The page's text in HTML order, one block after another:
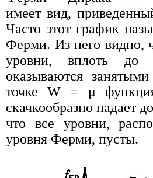
имеет вид,
Часто этот график
Ферми. Из него видно,
уровни, вплоть до
оказываются
точке W = μ функция
скачкообразно падает
что все уровни,
уровня Ферми, пусты.